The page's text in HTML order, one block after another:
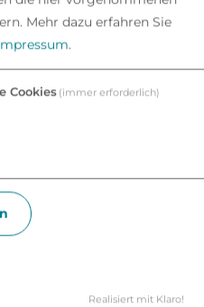
Mehr dazu erfahren Sie
.
Cookies (immer erforderlich)
Realisiert mit Klaro!